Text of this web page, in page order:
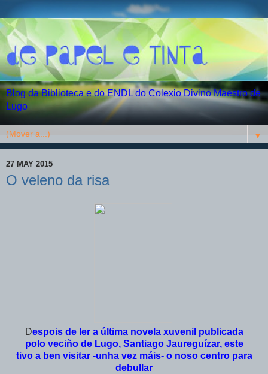
Blog da Biblioteca e do ENDL do Colexio Divino Maestro de
Lugo
▼
27 MAY 2015
O veleno da risa
Despois de ler a última novela xuvenil publicada
polo veciño de Lugo, Santiago Jaureguízar, este
tivo a ben visitar -unha vez máis- o noso centro para
debullar